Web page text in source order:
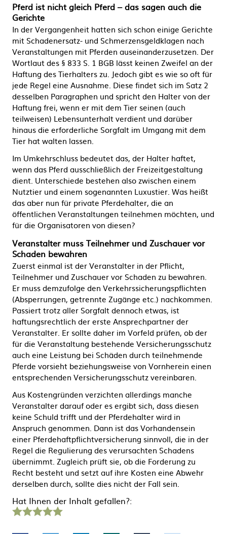
Pferd ist nicht gleich Pferd – das sagen auch die
Gerichte
In der Vergangenheit hatten sich schon einige Gerichte
mit Schadenersatz- und Schmerzensgeldklagen nach
Veranstaltungen mit Pferden auseinanderzusetzen. Der
Wortlaut des § 833 S. 1 BGB lässt keinen Zweifel an der
Haftung des Tierhalters zu. Jedoch gibt es wie so oft für
jede Regel eine Ausnahme. Diese findet sich im Satz 2
desselben Paragraphen und spricht den Halter von der
Haftung frei, wenn er mit dem Tier seinen (auch
teilweisen) Lebensunterhalt verdient und darüber
hinaus die erforderliche Sorgfalt im Umgang mit dem
Tier hat walten lassen.
Im Umkehrschluss bedeutet das, der Halter haftet,
wenn das Pferd ausschließlich der Freizeitgestaltung
dient. Unterschiede bestehen also zwischen einem
Nutztier und einem sogenannten Luxustier. Was heißt
das aber nun für private Pferdehalter, die an
öffentlichen Veranstaltungen teilnehmen möchten, und
für die Organisatoren von diesen?
Veranstalter muss Teilnehmer und Zuschauer vor
Schaden bewahren
Zuerst einmal ist der Veranstalter in der Pflicht,
Teilnehmer und Zuschauer vor Schaden zu bewahren.
Er muss demzufolge den Verkehrssicherungspflichten
(Absperrungen, getrennte Zugänge etc.) nachkommen.
Passiert trotz aller Sorgfalt dennoch etwas, ist
haftungsrechtlich der erste Ansprechpartner der
Veranstalter. Er sollte daher im Vorfeld prüfen, ob der
für die Veranstaltung bestehende Versicherungsschutz
auch eine Leistung bei Schäden durch teilnehmende
Pferde vorsieht beziehungsweise von Vornherein einen
entsprechenden Versicherungsschutz vereinbaren.
Aus Kostengründen verzichten allerdings manche
Veranstalter darauf oder es ergibt sich, dass diesen
keine Schuld trifft und der Pferdehalter wird in
Anspruch genommen. Dann ist das Vorhandensein
einer Pferdehaftpflichtversicherung sinnvoll, die in der
Regel die Regulierung des verursachten Schadens
übernimmt. Zugleich prüft sie, ob die Forderung zu
Recht besteht und setzt auf ihre Kosten eine Abwehr
derselben durch, sollte dies nicht der Fall sein.
Hat Ihnen der Inhalt gefallen?:
Stern Sterne Sterne Sterne Sterne